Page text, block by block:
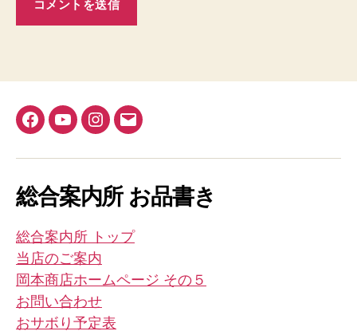
FacebookYouTubeInstagram
メ
総合案内所 お品書き
総合案内所 トップ
当店のご案内
岡本商店ホームページ その５
お問い合わせ
おサボり予定表